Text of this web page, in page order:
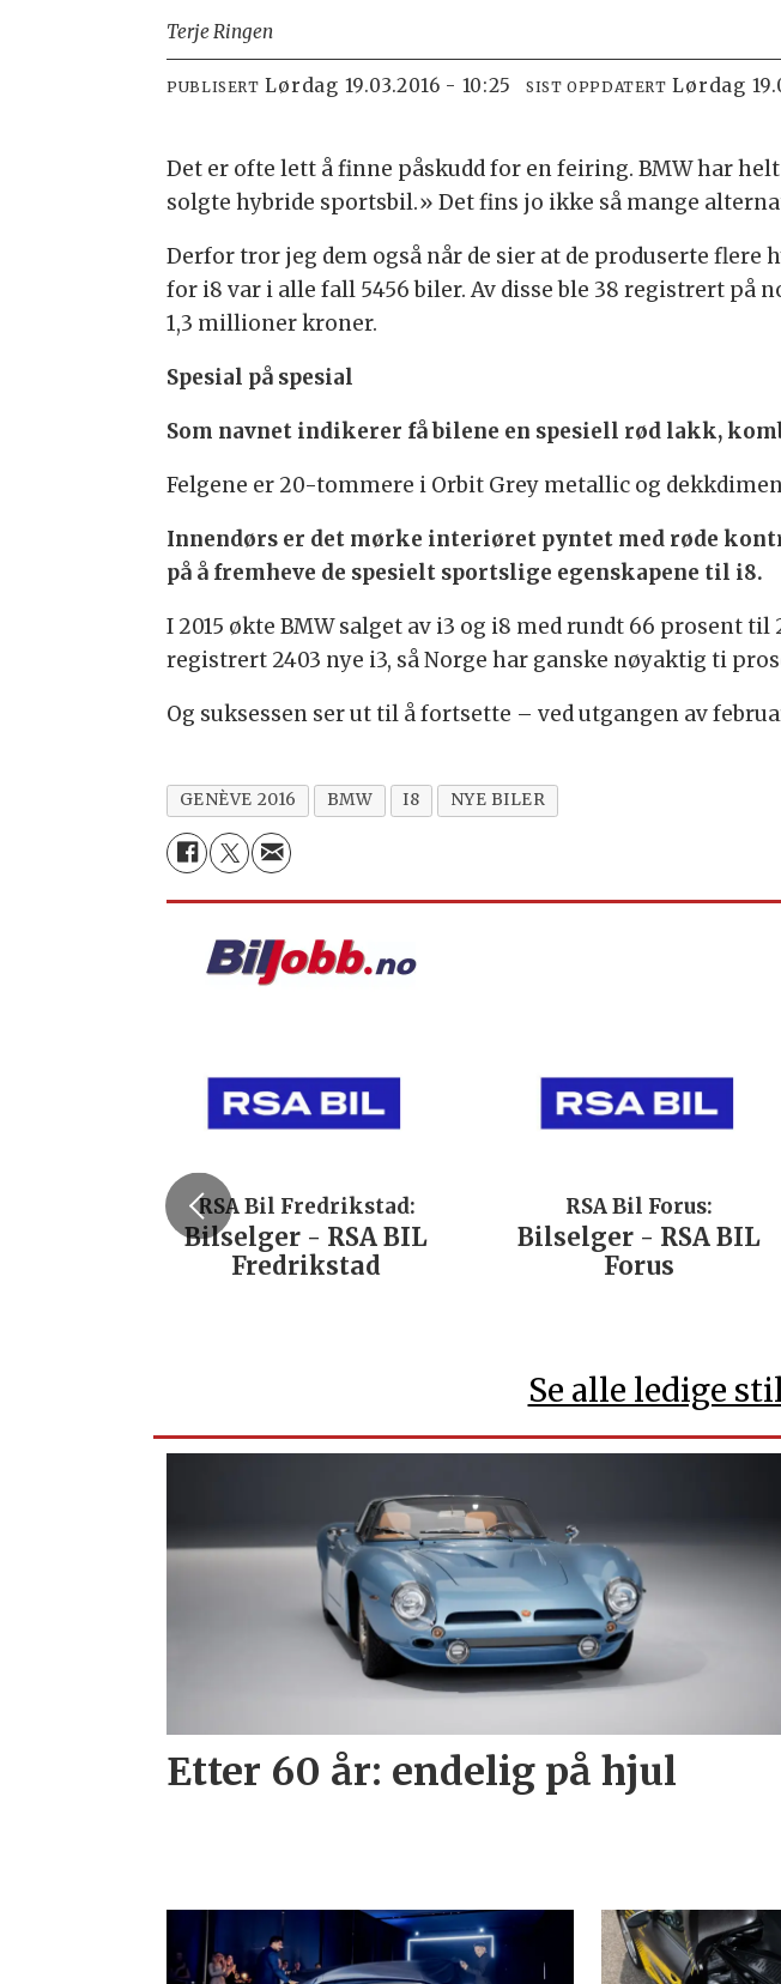
Terje Ringen
PUBLISERT lørdag 19.03.2016 - 10:25 SIST OPPDATERT lørdag
Det er ofte lett å finne påskudd for en feiring. BMW har
solgte hybride sportsbil.» Det fins jo ikke så mange
Derfor tror jeg dem også når de sier at de produserte
for i8 var i alle fall 5456 biler. Av disse ble 38 registrert
1,3 millioner kroner.
Spesial på spesial
Som navnet indikerer få bilene en spesiell rød lakk,
Felgene er 20-tommere i Orbit Grey metallic og
Innendørs er det mørke interiøret pyntet med røde
på å fremheve de spesielt sportslige egenskapene til i8.
I 2015 økte BMW salget av i3 og i8 med rundt 66 prosent
registrert 2403 nye i3, så Norge har ganske nøyaktig ti
Og suksessen ser ut til å fortsette – ved utgangen av
GENÈVE 2016 BMW I8 NYE BILER
RSA Bil Fredrikstad:
Bilselger - RSA BIL
Fredrikstad
RSA Bil Forus:
Bilselger - RSA BIL
Forus
Se alle ledige
Etter 60 år: endelig på hjul